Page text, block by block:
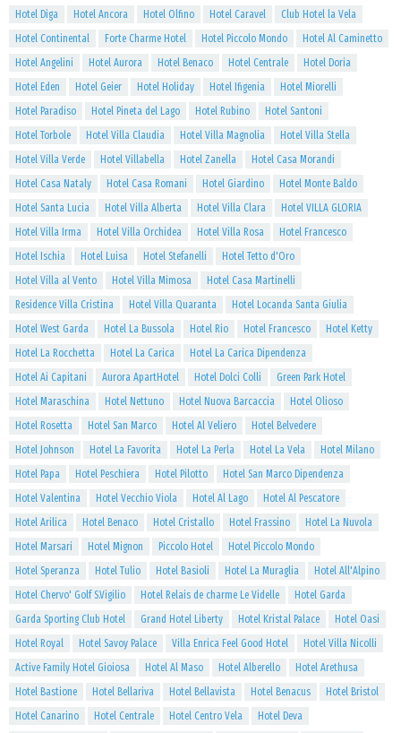
Hotel Diga Hotel Ancora Hotel Olfino Hotel Caravel
Club Hotel la Vela
Hotel Continental
Forte Charme Hotel Hotel Piccolo Mondo
Hotel Al Caminetto
Hotel Angelini
Hotel Aurora Hotel Benaco Hotel Centrale
Hotel Doria
Hotel Eden
Hotel Geier Hotel Holiday Hotel Ifigenia
Hotel Miorelli
Hotel Paradiso
Hotel Pineta del Lago Hotel Rubino
Hotel Santoni
Hotel Torbole
Hotel Villa Claudia Hotel Villa Magnolia
Hotel Villa Stella
Hotel Villa Verde
Hotel Villabella Hotel Zanella
Hotel Casa Morandi
Hotel Casa Nataly
Hotel Casa Romani Hotel Giardino
Hotel Monte Baldo
Hotel Santa Lucia
Hotel Villa Alberta Hotel Villa Clara
Hotel VILLA GLORIA
Hotel Villa Irma
Hotel Villa Orchidea Hotel Villa Rosa
Hotel Francesco
Hotel Ischia
Hotel Luisa Hotel Stefanelli
Hotel Tetto d'Oro
Hotel Villa al Vento
Hotel Villa Mimosa
Hotel Casa Martinelli
Residence Villa Cristina
Hotel Villa Quaranta
Hotel Locanda Santa Giulia
Hotel West Garda
Hotel La Bussola Hotel Rio Hotel Francesco
Hotel Ketty
Hotel La Rocchetta
Hotel La Carica
Hotel La Carica Dipendenza
Hotel Ai Capitani
Aurora ApartHotel Hotel Dolci Colli
Green Park Hotel
Hotel Maraschina
Hotel Nettuno Hotel Nuova Barcaccia
Hotel Olioso
Hotel Rosetta
Hotel San Marco Hotel Al Veliero
Hotel Belvedere
Hotel Johnson
Hotel La Favorita Hotel La Perla Hotel La Vela
Hotel Milano
Hotel Papa
Hotel Peschiera Hotel Pilotto
Hotel San Marco Dipendenza
Hotel Valentina
Hotel Vecchio Viola Hotel Al Lago
Hotel Al Pescatore
Hotel Arilica
Hotel Benaco Hotel Cristallo Hotel Frassino
Hotel La Nuvola
Hotel Marsari
Hotel Mignon Piccolo Hotel
Hotel Piccolo Mondo
Hotel Speranza
Hotel Tulio Hotel Basioli Hotel La Muraglia
Hotel All'Alpino
Hotel Chervo' Golf S.Vigilio
Hotel Relais de charme Le Videlle
Hotel Garda
Garda Sporting Club Hotel
Grand Hotel Liberty Hotel Kristal Palace
Hotel Oasi
Hotel Royal
Hotel Savoy Palace Villa Enrica Feel Good Hotel
Hotel Villa Nicolli
Active Family Hotel Gioiosa
Hotel Al Maso Hotel Alberello
Hotel Arethusa
Hotel Bastione
Hotel Bellariva Hotel Bellavista Hotel Benacus
Hotel Bristol
Hotel Canarino
Hotel Centrale Hotel Centro Vela
Hotel Deva